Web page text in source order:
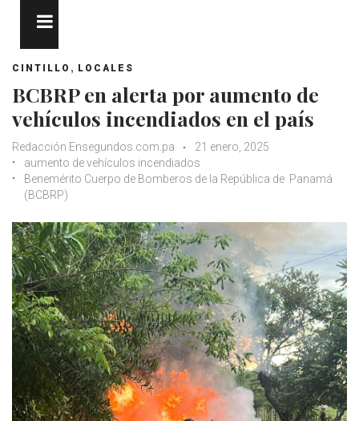
CINTILLO , LOCALES
BCBRP en alerta por aumento de
vehículos incendiados en el país
Redacción Ensegundos.com.pa
21 enero, 2025
aumento de vehículos incendiados
Benemérito Cuerpo de Bomberos de la República de Panamá
(BCBRP)